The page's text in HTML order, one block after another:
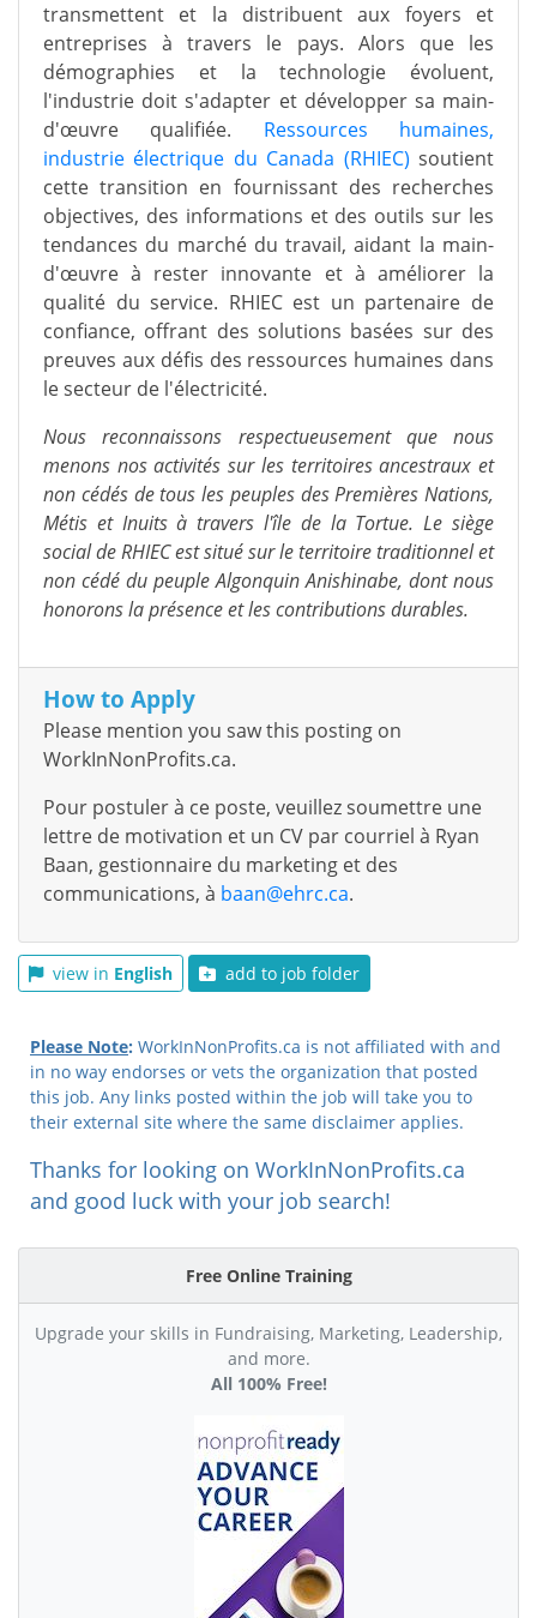
Free Online Training
Upgrade your skills in Fundraising, Marketing, Leadership,
and more.
All 100% Free!
transmettent et la distribuent aux foyers et
entreprises à travers le pays. Alors que les
démographies et la technologie évoluent,
l'industrie doit s'adapter et développer sa main-
d'œuvre qualifiée.
Ressources humaines,
industrie électrique du Canada (RHIEC) soutient
cette transition en fournissant des recherches
objectives, des informations et des outils sur les
tendances du marché du travail, aidant la main-
d'œuvre à rester innovante et à améliorer la
qualité du service. RHIEC est un partenaire de
confiance, offrant des solutions basées sur des
preuves aux défis des ressources humaines dans
le secteur de l'électricité.
Nous reconnaissons respectueusement que nous
menons nos activités sur les territoires ancestraux et
non cédés de tous les peuples des Premières Nations,
Métis et Inuits à travers l'île de la Tortue. Le siège
social de RHIEC est situé sur le territoire traditionnel et
non cédé du peuple Algonquin Anishinabe, dont nous
honorons la présence et les contributions durables.
How to Apply
Please mention you saw this posting on
WorkInNonProfits.ca.
Pour postuler à ce poste, veuillez soumettre une
lettre de motivation et un CV par courriel à Ryan
Baan, gestionnaire du marketing et des
communications, à baan@ehrc.ca.
view in English add to job folder
Please Note: WorkInNonProfits.ca is not affiliated with and
in no way endorses or vets the organization that posted
this job. Any links posted within the job will take you to
their external site where the same disclaimer applies.
Thanks for looking on WorkInNonProfits.ca
and good luck with your job search!